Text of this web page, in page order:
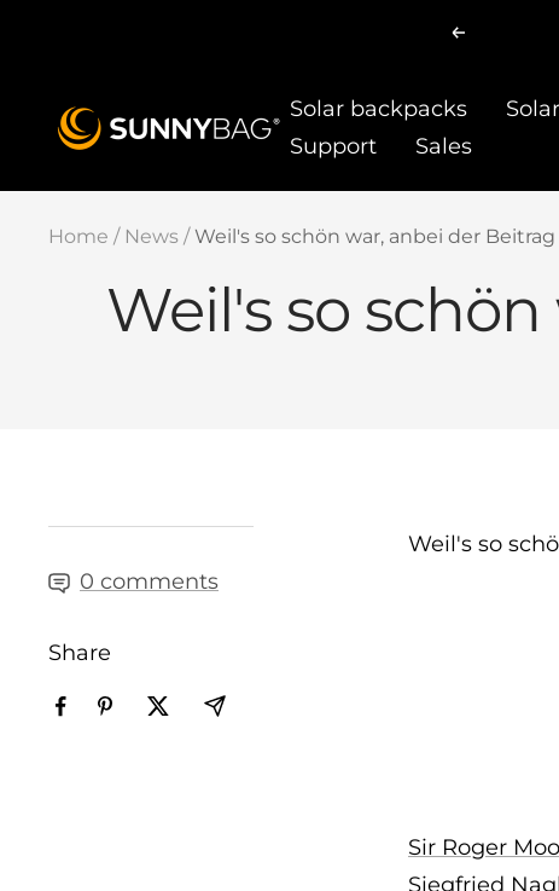
Previous
Solar backpacks
Support
Sales
SUNNYBAG.com
Home News Weil's so schön war, anbei der Beitrag
Weil's so
0 comments
Share
Weil's so
Sir Roger
Siegfried Nagl